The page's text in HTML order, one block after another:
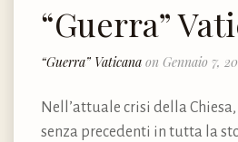
“Guerra”
“Guerra” Vaticana on Gennaio 7,
Nell’attuale crisi della
senza precedenti in tutta la